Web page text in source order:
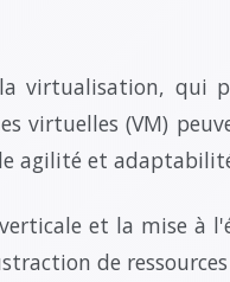
virtualisation, qui
virtuelles (VM)
agilité et
et la mise à
de